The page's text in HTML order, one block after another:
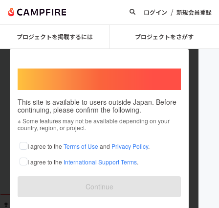
ログイン / 新規会員登録
プロジェクトを掲載するには プロジェクトをさがす
This site is available to users outside Japan. Before
continuing, please confirm the following.
※ Some features may not be available depending on your
country, region, or project.
I agree to the Terms of Use and Privacy Policy.
I agree to the International Support Terms.
Continue
user_594e06280684
出身国：未設定